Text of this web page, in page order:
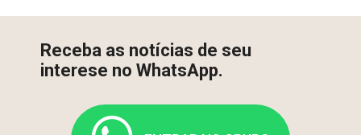
Receba as notícias de seu
interese no WhatsApp.